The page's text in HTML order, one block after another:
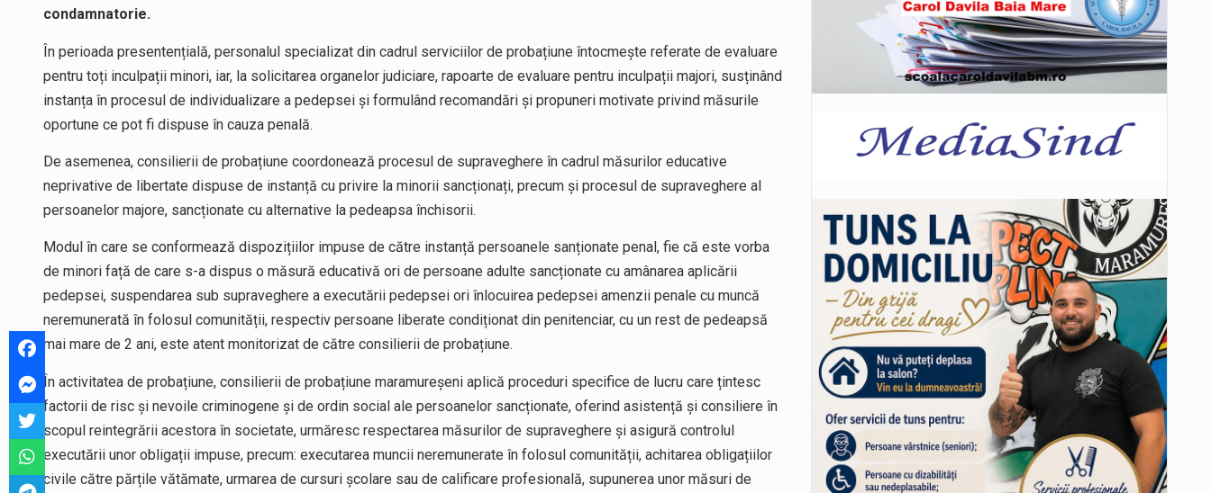
condamnatorie.
În perioada presentențială, personalul specializat din cadrul serviciilor de probațiune întocmește referate de evaluare
pentru toți inculpații minori, iar, la solicitarea organelor judiciare, rapoarte de evaluare pentru inculpații majori, susținând
instanța în procesul de individualizare a pedepsei și formulând recomandări și propuneri motivate privind măsurile
oportune ce pot fi dispuse în cauza penală.
De asemenea, consilierii de probațiune coordonează procesul de supraveghere în cadrul măsurilor educative
neprivative de libertate dispuse de instanță cu privire la minorii sancționați, precum și procesul de supraveghere al
persoanelor majore, sancționate cu alternative la pedeapsa închisorii.
Modul în care se conformează dispozițiilor impuse de către instanță persoanele sanționate penal, fie că este vorba
de minori față de care s-a dispus o măsură educativă ori de persoane adulte sancționate cu amânarea aplicării
pedepsei, suspendarea sub supraveghere a executării pedepsei ori înlocuirea pedepsei amenzii penale cu muncă
neremunerată în folosul comunității, respectiv persoane liberate condiționat din penitenciar, cu un rest de pedeapsă
mai mare de 2 ani, este atent monitorizat de către consilierii de probațiune.
În activitatea de probațiune, consilierii de probațiune maramureșeni aplică proceduri specifice de lucru care țintesc
factorii de risc și nevoile criminogene și de ordin social ale persoanelor sancționate, oferind asistență și consiliere în
scopul reintegrării acestora în societate, urmăresc respectarea măsurilor de supraveghere și asigură controlul
executării unor obligații impuse, precum: executarea muncii neremunerate în folosul comunității, achitarea obligațiilor
civile către părțile vătămate, urmarea de cursuri școlare sau de calificare profesională, supunerea unor măsuri de